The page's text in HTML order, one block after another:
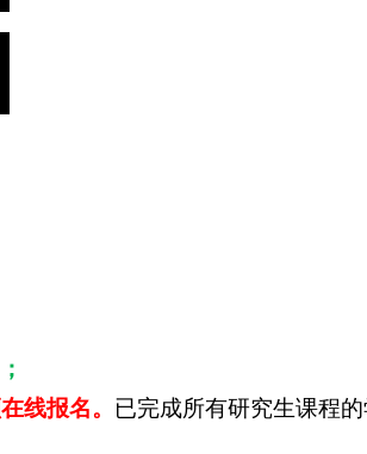
线报名。 已完成所有研究生课程的